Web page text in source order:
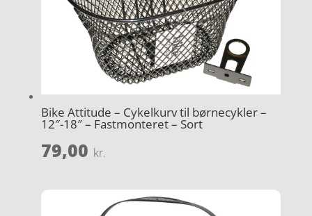
Bike Attitude – Cykelkurv til børnecykler –
12″-18″ – Fastmonteret – Sort
79,00 kr.